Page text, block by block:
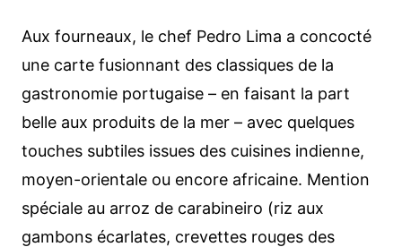
Aux fourneaux, le chef Pedro Lima a concocté
une carte fusionnant des classiques de la
gastronomie portugaise – en faisant la part
belle aux produits de la mer – avec quelques
touches subtiles issues des cuisines indienne,
moyen-orientale ou encore africaine. Mention
spéciale au arroz de carabineiro (riz aux
gambons écarlates, crevettes rouges des